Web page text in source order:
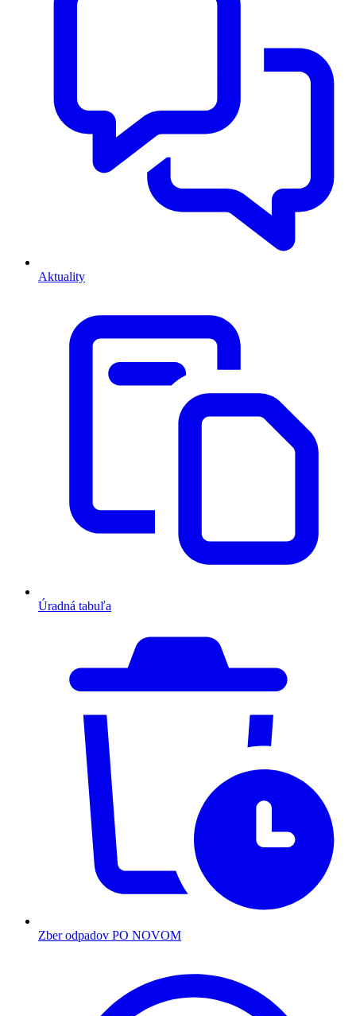
Aktuality
Úradná tabuľa
Zber odpadov PO NOVOM